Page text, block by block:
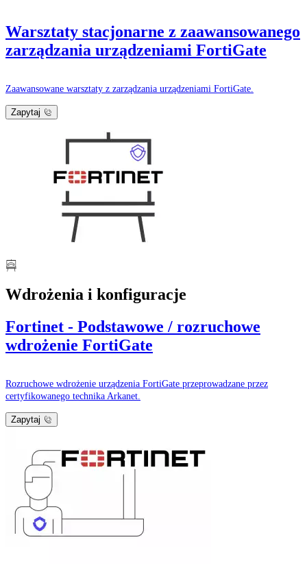
Warsztaty stacjonarne z zaawansowanego
zarządzania urządzeniami FortiGate
Zaawansowane warsztaty z zarządzania urządzeniami FortiGate.
Zapytaj
Wdrożenia i konfiguracje
Fortinet - Podstawowe / rozruchowe
wdrożenie FortiGate
Rozruchowe wdrożenie urządzenia FortiGate przeprowadzane przez
certyfikowanego technika Arkanet.
Zapytaj